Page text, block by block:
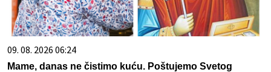
09. 08. 2026 06:24
Mame, danas ne čistimo kuću. Poštujemo Svetog